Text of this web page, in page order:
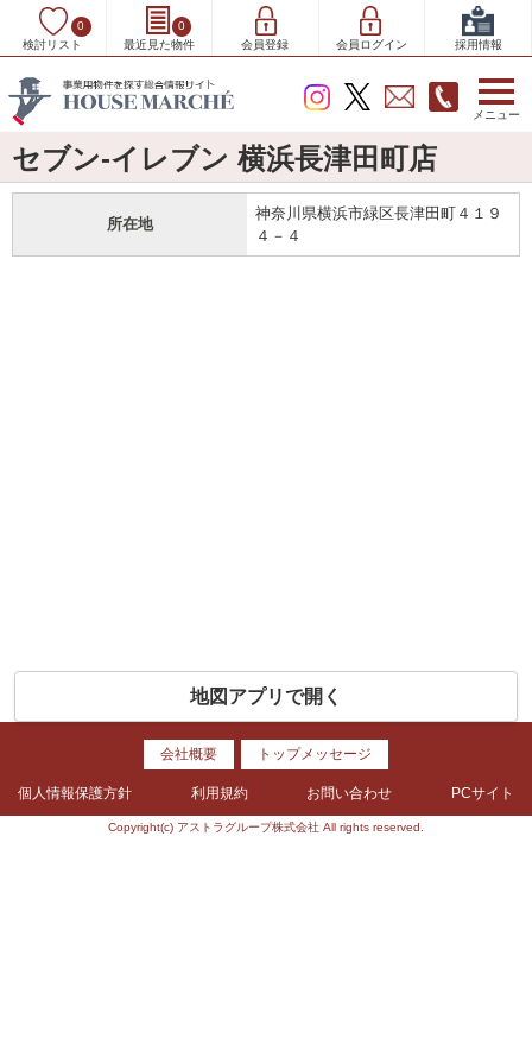
検討リスト
0
最近見た物件
0
会員登録
会員ログイン 採用情報
メニュー
セブン-イレブン 横浜長津田町店
所在地
神奈川県横浜市緑区長津田町４１９
４－４
地図アプリで開く
会社概要 トップメッセージ
個人情報保護方針 利用規約 お問い合わせ PCサイト
Copyright(c) アストラグループ株式会社 All rights reserved.